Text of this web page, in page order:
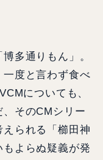
多通りもん」。
度と言わず食べ
についても、
そのCMシリー
られる「櫛田神
よらぬ疑義が発